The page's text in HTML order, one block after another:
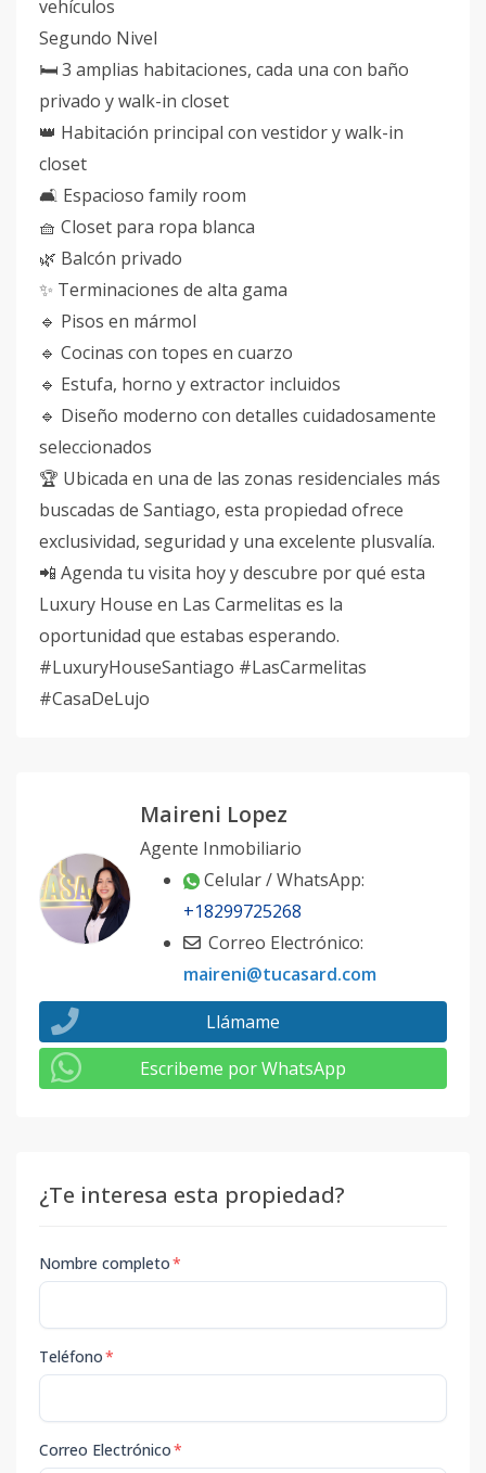
vehículos
Segundo Nivel
🛏️ 3 amplias habitaciones, cada una con baño
privado y walk-in closet
👑 Habitación principal con vestidor y walk-in
closet
🛋️ Espacioso family room
🧺 Closet para ropa blanca
🌿 Balcón privado
✨ Terminaciones de alta gama
🔹 Pisos en mármol
🔹 Cocinas con topes en cuarzo
🔹 Estufa, horno y extractor incluidos
🔹 Diseño moderno con detalles cuidadosamente
seleccionados
🏆 Ubicada en una de las zonas residenciales más
buscadas de Santiago, esta propiedad ofrece
exclusividad, seguridad y una excelente plusvalía.
📲 Agenda tu visita hoy y descubre por qué esta
Luxury House en Las Carmelitas es la
oportunidad que estabas esperando.
#LuxuryHouseSantiago #LasCarmelitas
#CasaDeLujo
Maireni Lopez
Agente Inmobiliario
Celular / WhatsApp:
+18299725268
Correo Electrónico:
maireni@tucasard.com
Llámame
Escribeme por WhatsApp
¿Te interesa esta propiedad?
Nombre completo*
Teléfono*
Correo Electrónico*